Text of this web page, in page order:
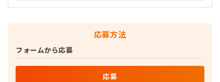
応募方法
フォームから応募
応募